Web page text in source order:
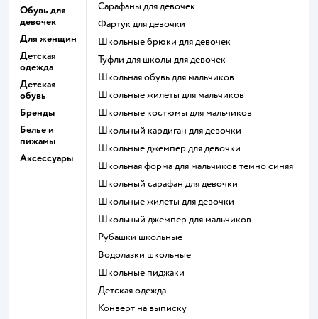
Обувь для
девочек
Для женщин
Детская
одежда
Детская
обувь
Бренды
Белье и
пижамы
Аксессуары
Сарафаны для девочек
Фартук для девочки
Школьные брюки для девочек
Туфли для школы для девочек
Школьная обувь для мальчиков
Школьные жилеты для мальчиков
Школьные костюмы для мальчиков
Школьный кардиган для девочки
Школьные джемпер для девочки
Школьная форма для мальчиков темно синяя
Школьный сарафан для девочки
Школьные жилеты для девочки
Школьный джемпер для мальчиков
Рубашки школьные
Водолазки школьные
Школьные пиджаки
Детская одежда
Конверт на выписку